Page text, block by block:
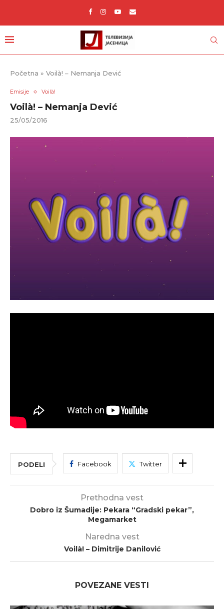
Početna » Voilà! – Nemanja Dević
Emisije Voilà!
Voilà! – Nemanja Dević
25/05/2016
PODELI Facebook Twitter
Prethodna vest
Dobro iz Šumadije: Pekara “Gradski pekar”,
Megamarket
Naredna vest
Voilà! – Dimitrije Danilović
POVEZANE VESTI